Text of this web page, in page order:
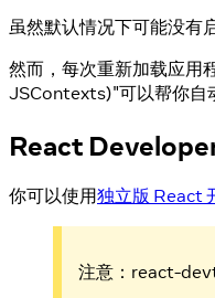
虽然默认情况下可能没有
然而，每次重新加载应用
JSContexts)"可以帮你自
React
你可以使用独立版 React
注意：react-